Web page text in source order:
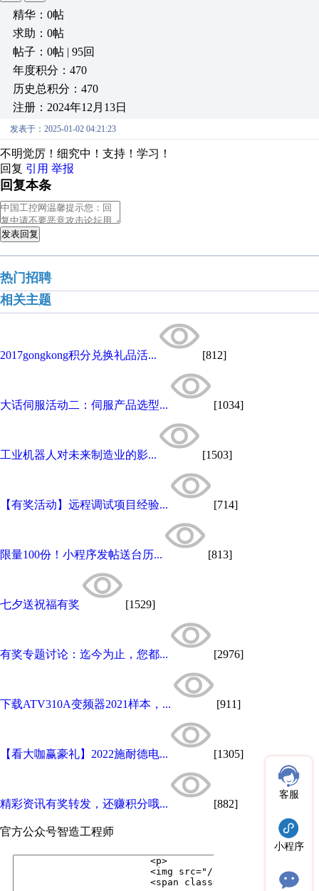
精华：0帖
求助：0帖
帖子：0帖 | 95回
年度积分：470
历史总积分：470
注册：2024年12月13日
发表于：2025-01-02 04:21:23
不明觉厉！细究中！支持！学习！
回复 引用 举报
回复本条
发表回复
热门招聘
相关主题
2017gongkong积分兑换礼品活... [812]
大话伺服活动二：伺服产品选型... [1034]
工业机器人对未来制造业的影... [1503]
【有奖活动】远程调试项目经验... [714]
限量100份！小程序发帖送台历... [813]
七夕送祝福有奖 [1529]
有奖专题讨论：迄今为止，您都... [2976]
下载ATV310A变频器2021样本，... [911]
【看大咖赢豪礼】2022施耐德电... [1305]
精彩资讯有奖转发，还赚积分哦... [882]
官方公众号智造工程师
客服
小程序